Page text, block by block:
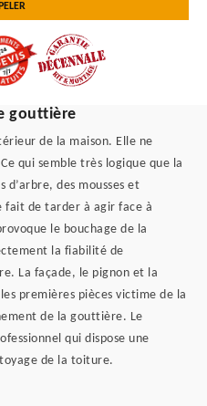
gouttière
de la maison. Elle ne
qui semble très logique que la
des mousses et
fait de tarder à agir face à
le bouchage de la
la fiabilité de
La façade, le pignon et la
premières pièces victime de la
de la gouttière. Le
qui dispose une
de la toiture.